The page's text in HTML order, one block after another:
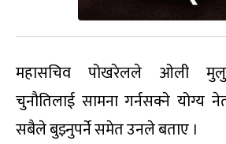
महासचिव पोखरेलले ओली
चुनौतिलाई सामना गर्नसक्ने योग्य
सबैले बुझ्नुपर्ने समेत उनले बताए ।